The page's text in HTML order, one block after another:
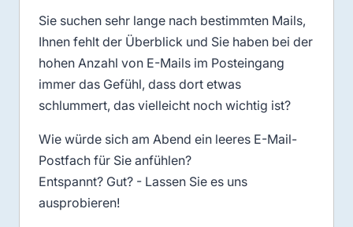
Sie suchen sehr lange nach bestimmten Mails,
Ihnen fehlt der Überblick und Sie haben bei der
hohen Anzahl von E-Mails im Posteingang
immer das Gefühl, dass dort etwas
schlummert, das vielleicht noch wichtig ist?
Wie würde sich am Abend ein leeres E-Mail-
Postfach für Sie anfühlen?
Entspannt? Gut? - Lassen Sie es uns
ausprobieren!